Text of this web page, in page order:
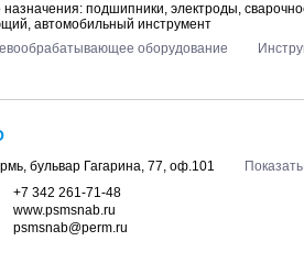
назначения: подшипники, электроды,
автомобильный инструмент
оборудование
, бульвар Гагарина, 77, оф.101
+7 342 261-71-48
www.psmsnab.ru
psmsnab@perm.ru